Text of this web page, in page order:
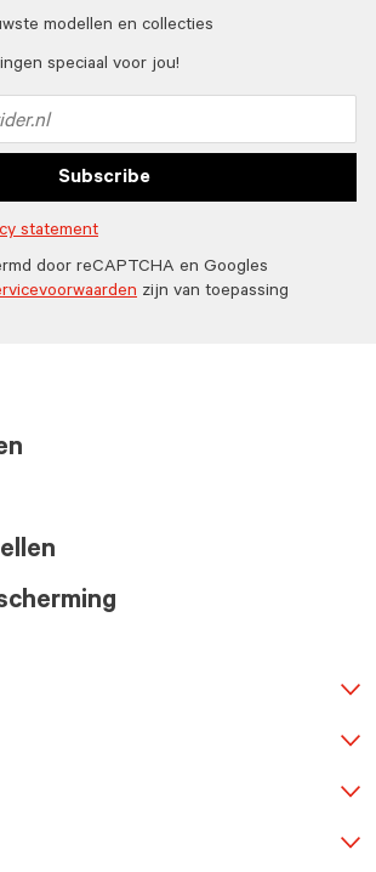
modellen en collecties
speciaal voor jou!
Subscribe
statement
door reCAPTCHA en Googles
zijn van toepassing